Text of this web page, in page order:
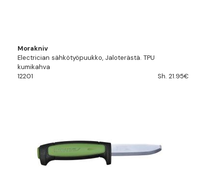
Morakniv
Electrician sähkötyöpuukko, Jaloterästä. TPU
kumikahva
12201
Sh. 21.95€